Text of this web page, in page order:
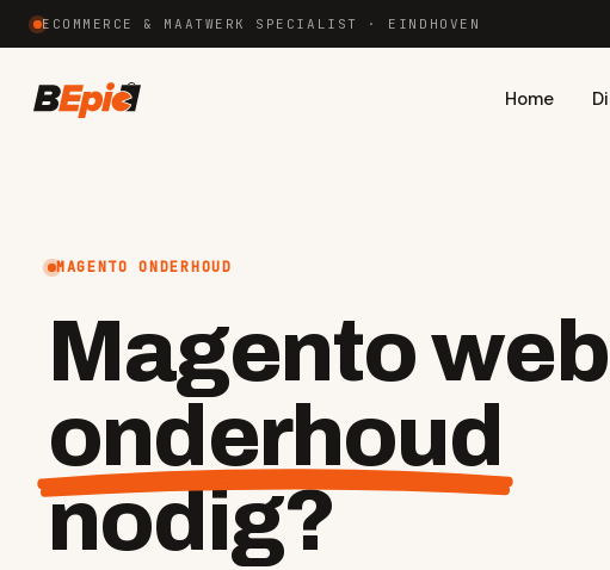
ECOMMERCE & MAATWERK SPECIALIST · EINDHOVEN
Home
MAGENTO ONDERHOUD
Magento
onderhoud
nodig?